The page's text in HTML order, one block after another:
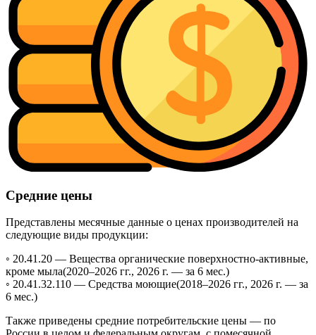
Средние цены
Представлены месячные данные о ценах производителей на
следующие виды продукции:
◦ 20.41.20 — Вещества органические поверхностно-активные,
кроме мыла(2020–2026 гг., 2026 г. — за 6 мес.)
◦ 20.41.32.110 — Средства моющие(2018–2026 гг., 2026 г. — за
6 мес.)
Также приведены средние потребительские цены — по